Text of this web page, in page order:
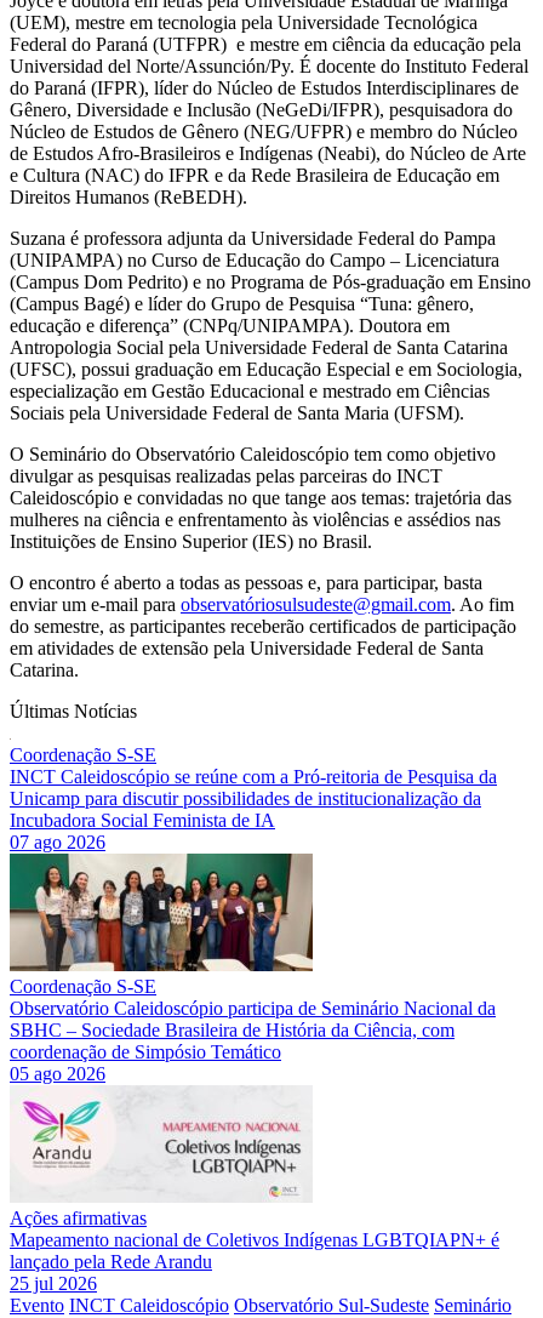
(UEM), mestre em tecnologia pela Universidade Tecnológica
Federal do Paraná (UTFPR) e mestre em ciência da educação pela
Universidad del Norte/Assunción/Py. É docente do Instituto Federal
do Paraná (IFPR), líder do Núcleo de Estudos Interdisciplinares de
Gênero, Diversidade e Inclusão (NeGeDi/IFPR), pesquisadora do
Núcleo de Estudos de Gênero (NEG/UFPR) e membro do Núcleo
de Estudos Afro-Brasileiros e Indígenas (Neabi), do Núcleo de Arte
e Cultura (NAC) do IFPR e da Rede Brasileira de Educação em
Direitos Humanos (ReBEDH).
Suzana é professora adjunta da Universidade Federal do Pampa
(UNIPAMPA) no Curso de Educação do Campo – Licenciatura
(Campus Dom Pedrito) e no Programa de Pós-graduação em Ensino
(Campus Bagé) e líder do Grupo de Pesquisa “Tuna: gênero,
educação e diferença” (CNPq/UNIPAMPA). Doutora em
Antropologia Social pela Universidade Federal de Santa Catarina
(UFSC), possui graduação em Educação Especial e em Sociologia,
especialização em Gestão Educacional e mestrado em Ciências
Sociais pela Universidade Federal de Santa Maria (UFSM).
O Seminário do Observatório Caleidoscópio tem como objetivo
divulgar as pesquisas realizadas pelas parceiras do INCT
Caleidoscópio e convidadas no que tange aos temas: trajetória das
mulheres na ciência e enfrentamento às violências e assédios nas
Instituições de Ensino Superior (IES) no Brasil.
O encontro é aberto a todas as pessoas e, para participar, basta
enviar um e-mail para observatóriosulsudeste@gmail.com. Ao fim
do semestre, as participantes receberão certificados de participação
em atividades de extensão pela Universidade Federal de Santa
Catarina.
Últimas Notícias
Coordenação S-SE
INCT Caleidoscópio se reúne com a Pró-reitoria de Pesquisa da
Unicamp para discutir possibilidades de institucionalização da
Incubadora Social Feminista de IA
07 ago 2026
Coordenação S-SE
Observatório Caleidoscópio participa de Seminário Nacional da
SBHC – Sociedade Brasileira de História da Ciência, com
coordenação de Simpósio Temático
05 ago 2026
Ações afirmativas
Mapeamento nacional de Coletivos Indígenas LGBTQIAPN+ é
lançado pela Rede Arandu
25 jul 2026
Evento INCT Caleidoscópio Observatório Sul-Sudeste Seminário